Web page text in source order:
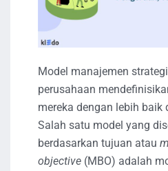
Model manajemen
perusahaan
mereka dengan lebih baik
Salah satu model yang
berdasarkan tujuan atau
objective (MBO) adalah